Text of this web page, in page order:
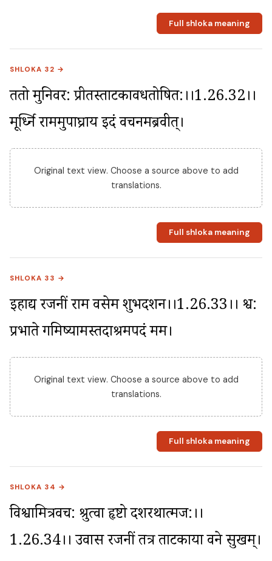
Full shloka meaning
SHLOKA 32 →
ततो मुनिवर: प्रीतस्ताटकावधतोषित:।।1.26.32।।
मूर्ध्नि राममुपाघ्राय इदं वचनमब्रवीत्।
Original text view. Choose a source above to add
translations.
Full shloka meaning
SHLOKA 33 →
इहाद्य रजनीं राम वसेम शुभदर्शन।।1.26.33।। श्व:
प्रभाते गमिष्यामस्तदाश्रमपदं मम।
Original text view. Choose a source above to add
translations.
Full shloka meaning
SHLOKA 34 →
विश्वामित्रवच: श्रुत्वा हृष्टो दशरथात्मज:।।
1.26.34।। उवास रजनीं तत्र ताटकाया वने सुखम्।